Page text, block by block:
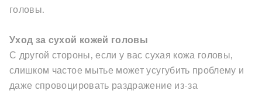
головы.
Уход за сухой кожей головы
С другой стороны, если у вас сухая кожа головы,
слишком частое мытье может усугубить проблему и
даже спровоцировать раздражение из-за